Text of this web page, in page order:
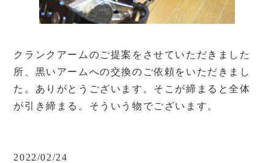
クランクアームのご提案をさせていただきました
所、黒いアームへの交換のご依頼をいただきまし
た。ありがとうございます。そこが締まると全体
が引き締まる。そういう物でございます。
2022/02/24